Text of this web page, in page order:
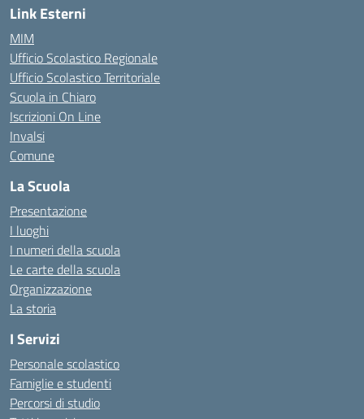
Link Esterni
MIM
Ufficio Scolastico Regionale
Ufficio Scolastico Territoriale
Scuola in Chiaro
Iscrizioni On Line
Invalsi
Comune
La Scuola
Presentazione
I luoghi
I numeri della scuola
Le carte della scuola
Organizzazione
La storia
I Servizi
Personale scolastico
Famiglie e studenti
Percorsi di studio